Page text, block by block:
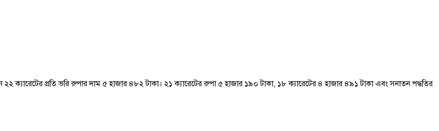
ক্যারেটের প্রতি ভরি রুপার দাম ৫ হাজার ৪৮২ টাকা। ২১ ক্যারেটের রুপা ৫ হাজার ১৯০ টাকা, ১৮ ক্যারেটের ৪ হাজার ৪৯১ টাকা এবং সনাতন পদ্ধতির